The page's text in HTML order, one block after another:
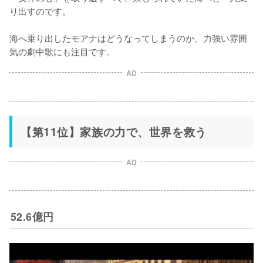
り出すのです。
海へ乗り出したモアナはどうなってしまうのか、力強い雰囲
気の劇中歌にも注目です。
AD
【第11位】家族の力で、世界を救う
AD
52.6億円